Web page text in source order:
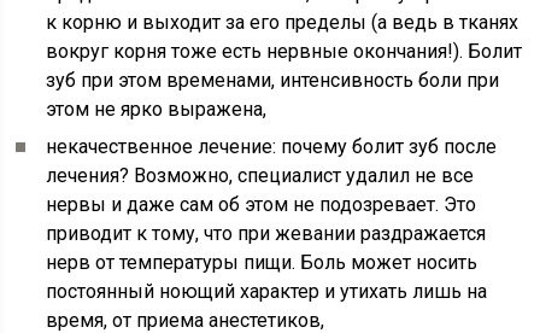
к корню и выходит за его пределы (а ведь в тканях
вокруг корня тоже есть нервные окончания!). Болит
зуб при этом временами, интенсивность боли при
этом не ярко выражена,
некачественное лечение: почему болит зуб после
лечения? Возможно, специалист удалил не все
нервы и даже сам об этом не подозревает. Это
приводит к тому, что при жевании раздражается
нерв от температуры пищи. Боль может носить
постоянный ноющий характер и утихать лишь на
время, от приема анестетиков,